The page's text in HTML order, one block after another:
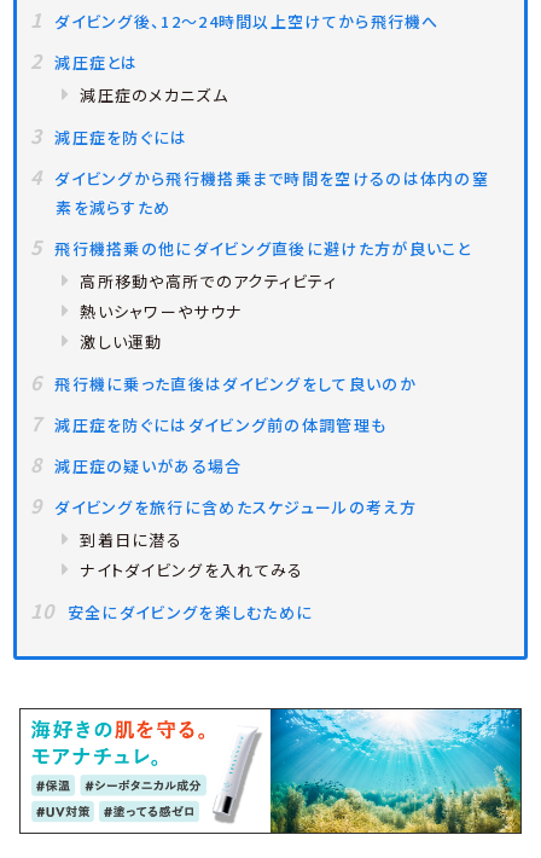
ダイビング後、12〜24時間以上空けてから飛行機へ
減圧症とは
減圧症のメカニズム
減圧症を防ぐには
ダイビングから飛行機搭乗まで時間を空けるのは体内の窒
素を減らすため
飛行機搭乗の他にダイビング直後に避けた方が良いこと
高所移動や高所でのアクティビティ
熱いシャワーやサウナ
激しい運動
飛行機に乗った直後はダイビングをして良いのか
減圧症を防ぐにはダイビング前の体調管理も
減圧症の疑いがある場合
ダイビングを旅行に含めたスケジュールの考え方
到着日に潜る
ナイトダイビングを入れてみる
安全にダイビングを楽しむために